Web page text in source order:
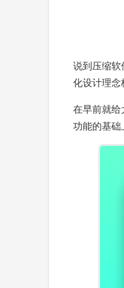
说到压缩
化设计理念
在早前就给
功能的基础